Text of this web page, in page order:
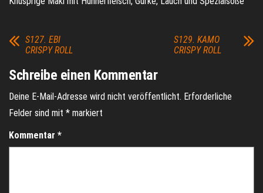
S127. EBI
CRISPY ROLL
S129. KAMO
CRISPY ROLL
Schreibe einen Kommentar
Deine E-Mail-Adresse wird nicht veröffentlicht. Erforderliche
Felder sind mit * markiert
Kommentar *